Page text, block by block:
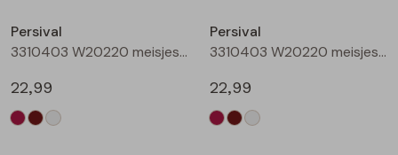
Bermuda's
Persival
3310403 W20220 meisjes sweatshirt Wijnrood
22,99
Persival
3310403 W20220 meisjes sweatshirt Bruin donker
22,99